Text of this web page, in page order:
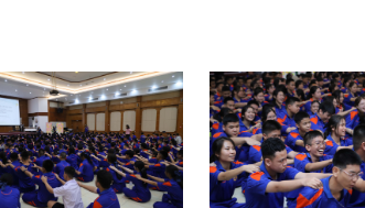
1 0